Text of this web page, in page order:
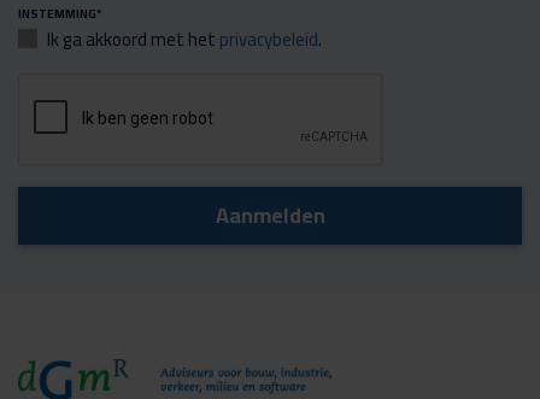
INSTEMMING*
Ik ga akkoord met hetprivacybeleid.